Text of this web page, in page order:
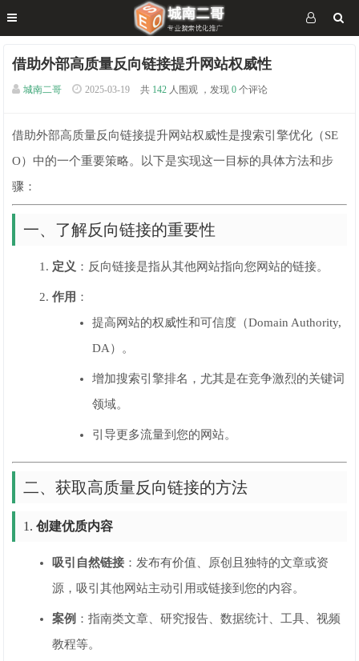
借助外部高质量反向链接提升网站权威性
城南二哥 2025-03-19 共 142 人围观 ，发现 0 个评论
借助外部高质量反向链接提升网站权威性是搜索引擎优化（SE
O）中的一个重要策略。以下是实现这一目标的具体方法和步
骤：
一、了解反向链接的重要性
定义 ：反向链接是指从其他网站指向您网站的链接。
作用 ：
提高网站的权威性和可信度（Domain Authority,
DA）。
增加搜索引擎排名，尤其是在竞争激烈的关键词
领域。
引导更多流量到您的网站。
二、获取高质量反向链接的方法
1.创建优质内容
吸引自然链接 ：发布有价值、原创且独特的文章或资
源，吸引其他网站主动引用或链接到您的内容。
案例 ：指南类文章、研究报告、数据统计、工具、视频
教程等。